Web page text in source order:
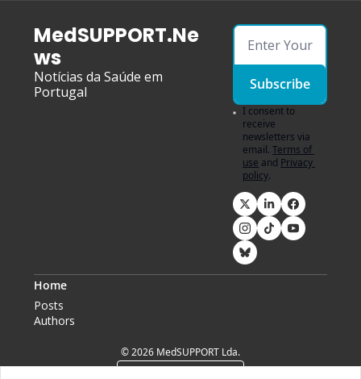
MedSUPPORT.Ne
ws
Notícias da Saúde em
Portugal
Subscribe
I consent to
receive
newsletters via
email. Terms of
use and Privacy
policy.
Home
Posts
Authors
© 2026 MedSUPPORT Lda.